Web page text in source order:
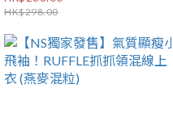
HK$298.00